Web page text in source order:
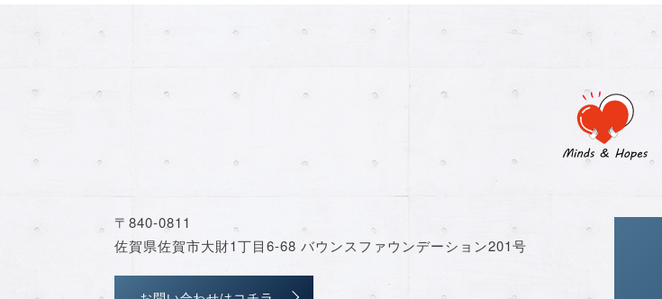
〒840-0811
佐賀県佐賀市大財1丁目6-68 バウンスファウンデーション201号